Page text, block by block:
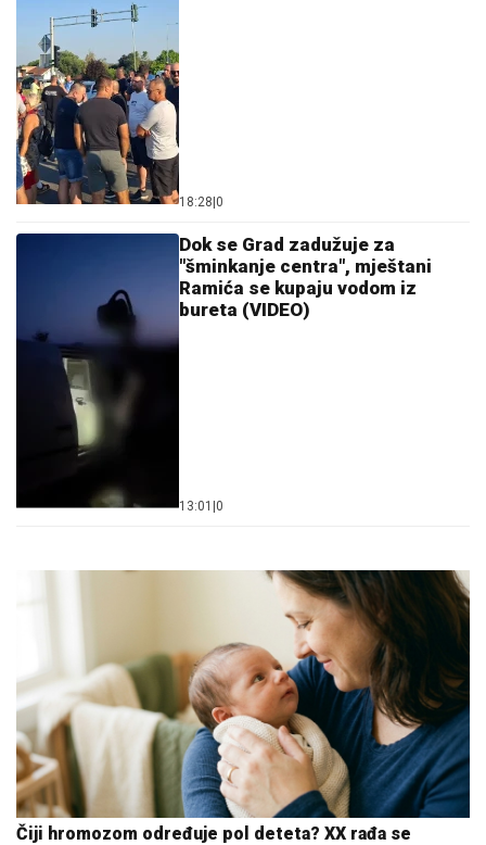
18:28 0
Dok se Grad zadužuje za
"šminkanje centra", mještani
Ramića se kupaju vodom iz
bureta (VIDEO)
13:01 0
Čiji hromozom određuje pol deteta? XX rađa se